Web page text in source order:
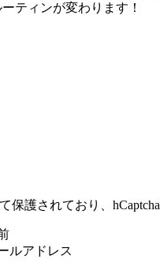
ティンが変わります！
保護されており、hCaptcha
ルアドレス